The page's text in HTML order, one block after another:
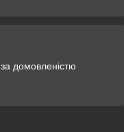
домовленістю